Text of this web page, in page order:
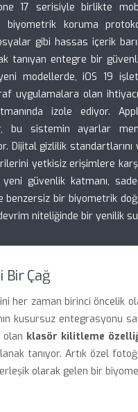
17 serisiyle birlikte
biyometrik koruma
gibi hassas içerik
tanıyan entegre bir
yeni modellerde, iOS 19
uygulamalara olan
izole ediyor.
bu sistemin ayarlar
Dijital gizlilik
yetkisiz erişimlere
güvenlik katmanı,
bir biyometrik
niteliğinde bir yenilik
Bir Çağ
her zaman birinci öncelik
kusursuz entegrasyonu
olan klasör kilitleme
tanıyor. Artık özel
olarak gelen bir